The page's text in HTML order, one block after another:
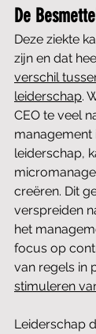
De
Deze ziekte
zijn en dat
verschil
leiderschap.
CEO te veel
management
leiderschap,
creëren. Dit
verspreiden
het
focus op
van regels in
stimuleren
Leiderschap